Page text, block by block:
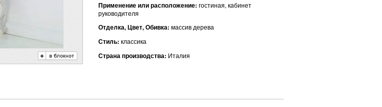
Применение или расположение: гостиная, кабинет
руководителя
Отделка, Цвет, Обивка: массив дерева
Стиль: классика
Страна производства: Италия